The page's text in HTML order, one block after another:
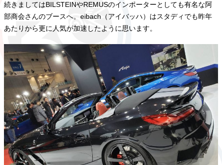
続きましてはBILSTEINやREMUSのインポーターとしても有名な阿
部商会さんのブースへ。eibach（アイバッハ）はスタディでも昨年
あたりから更に人気が加速したように思います。